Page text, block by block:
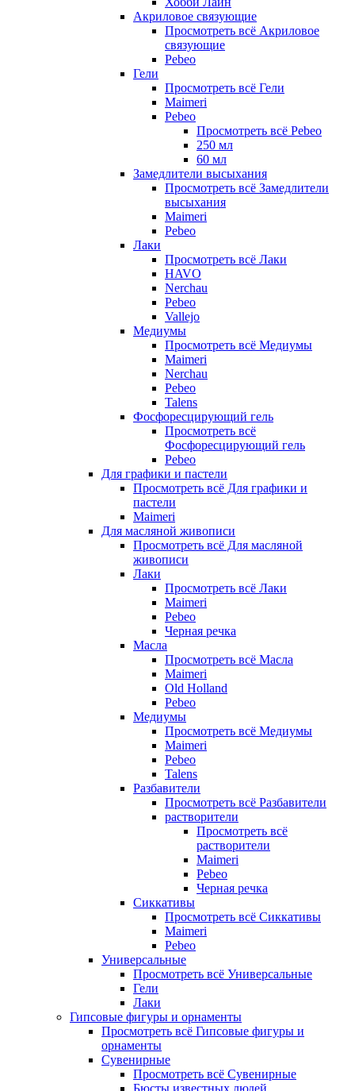
Акриловое связующие
Просмотреть всё Акриловое
связующие
Pebeo
Гели
Просмотреть всё Гели
Maimeri
Pebeo
Просмотреть всё Pebeo
250 мл
60 мл
Замедлители высыхания
Просмотреть всё Замедлители
высыхания
Maimeri
Pebeo
Лаки
Просмотреть всё Лаки
HAVO
Nerchau
Pebeo
Vallejo
Медиумы
Просмотреть всё Медиумы
Maimeri
Nerchau
Pebeo
Talens
Фосфоресцирующий гель
Просмотреть всё
Фосфоресцирующий гель
Pebeo
Для графики и пастели
Просмотреть всё Для графики и
пастели
Maimeri
Для масляной живописи
Просмотреть всё Для масляной
живописи
Лаки
Просмотреть всё Лаки
Maimeri
Pebeo
Черная речка
Масла
Просмотреть всё Масла
Maimeri
Old Holland
Pebeo
Медиумы
Просмотреть всё Медиумы
Maimeri
Pebeo
Talens
Разбавители
Просмотреть всё Разбавители
растворители
Просмотреть всё
растворители
Maimeri
Pebeo
Черная речка
Сиккативы
Просмотреть всё Сиккативы
Maimeri
Pebeo
Универсальные
Просмотреть всё Универсальные
Гели
Лаки
Гипсовые фигуры и орнаменты
Просмотреть всё Гипсовые фигуры и
орнаменты
Сувенирные
Просмотреть всё Сувенирные
Бюсты известных людей